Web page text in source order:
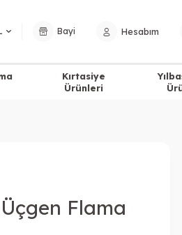
Bayi Hesabım
Kırtasiye
Ürünleri
Flama